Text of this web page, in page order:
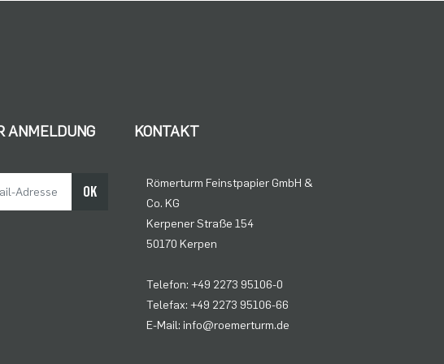
ANMELDUNG
OK
KONTAKT
Römerturm Feinstpapier GmbH &
Co. KG
Kerpener Straße 154
50170 Kerpen
Telefon: +49 2273 95106-0
Telefax: +49 2273 95106-66
E-Mail: info@roemerturm.de